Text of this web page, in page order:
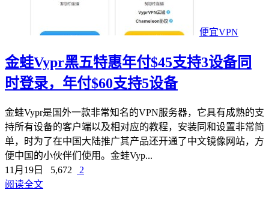
便宜VPN
金蛙Vypr黑五特惠年付$45支持3设备同
时登录，年付$60支持5设备
金蛙Vypr是国外一款非常知名的VPN服务器，它具有成熟的支
持所有设备的客户端以及相对应的教程，安装同和设置非常简
单，时为了在中国大陆推广其产品还开通了中文镜像网站，方
便中国的小伙伴们使用。金蛙Vyp...
11月19日
5,672
2
阅读全文